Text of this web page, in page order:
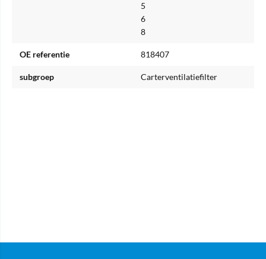
5
6
8
OE referentie 818407
subgroep Carterventilatiefilter